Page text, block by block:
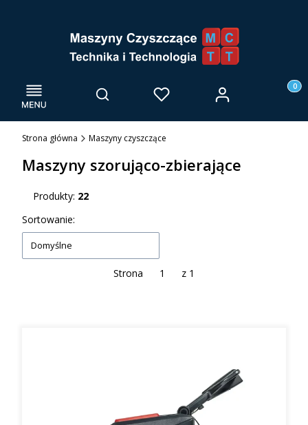
Menu Otwórz wyszukiwarkę
Szukaj Ulubione Zaloguj się
Strona główna Maszyny czyszczące
Maszyny szorująco-zbierające
Produkty: 22
Lista produktów
Sortowanie:
Domyślne
Strona z 1